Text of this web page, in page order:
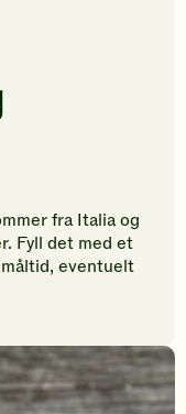
fra Italia og
Fyll det med et
eventuelt